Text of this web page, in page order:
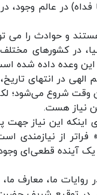
در عالم وجود، در
و حوادث را
در کشورهای
این وعده داده شده
در انتهای تاریخ،
شروع می‌شود؛
نیاز هست.
اینکه این نیاز جهت
از نیازمندی
یک آینده‌ قطعی‌ای
ما، معارف